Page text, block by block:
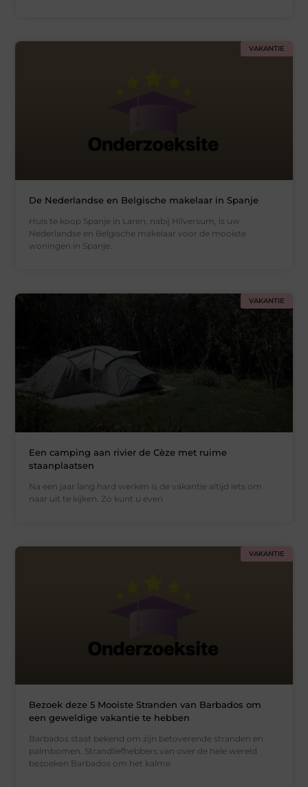
VAKANTIE
De Nederlandse en Belgische makelaar in Spanje
Huis te koop Spanje in Laren, nabij Hilversum, is uw
Nederlandse en Belgische makelaar voor de mooiste
woningen in Spanje.
VAKANTIE
Een camping aan rivier de Cèze met ruime
staanplaatsen
Na een jaar lang hard werken is de vakantie altijd iets om
naar uit te kijken. Zo kunt u even
VAKANTIE
Bezoek deze 5 Mooiste Stranden van Barbados om
een geweldige vakantie te hebben
Barbados staat bekend om zijn betoverende stranden en
palmbomen. Strandliefhebbers van over de hele wereld
bezoeken Barbados om het kalme